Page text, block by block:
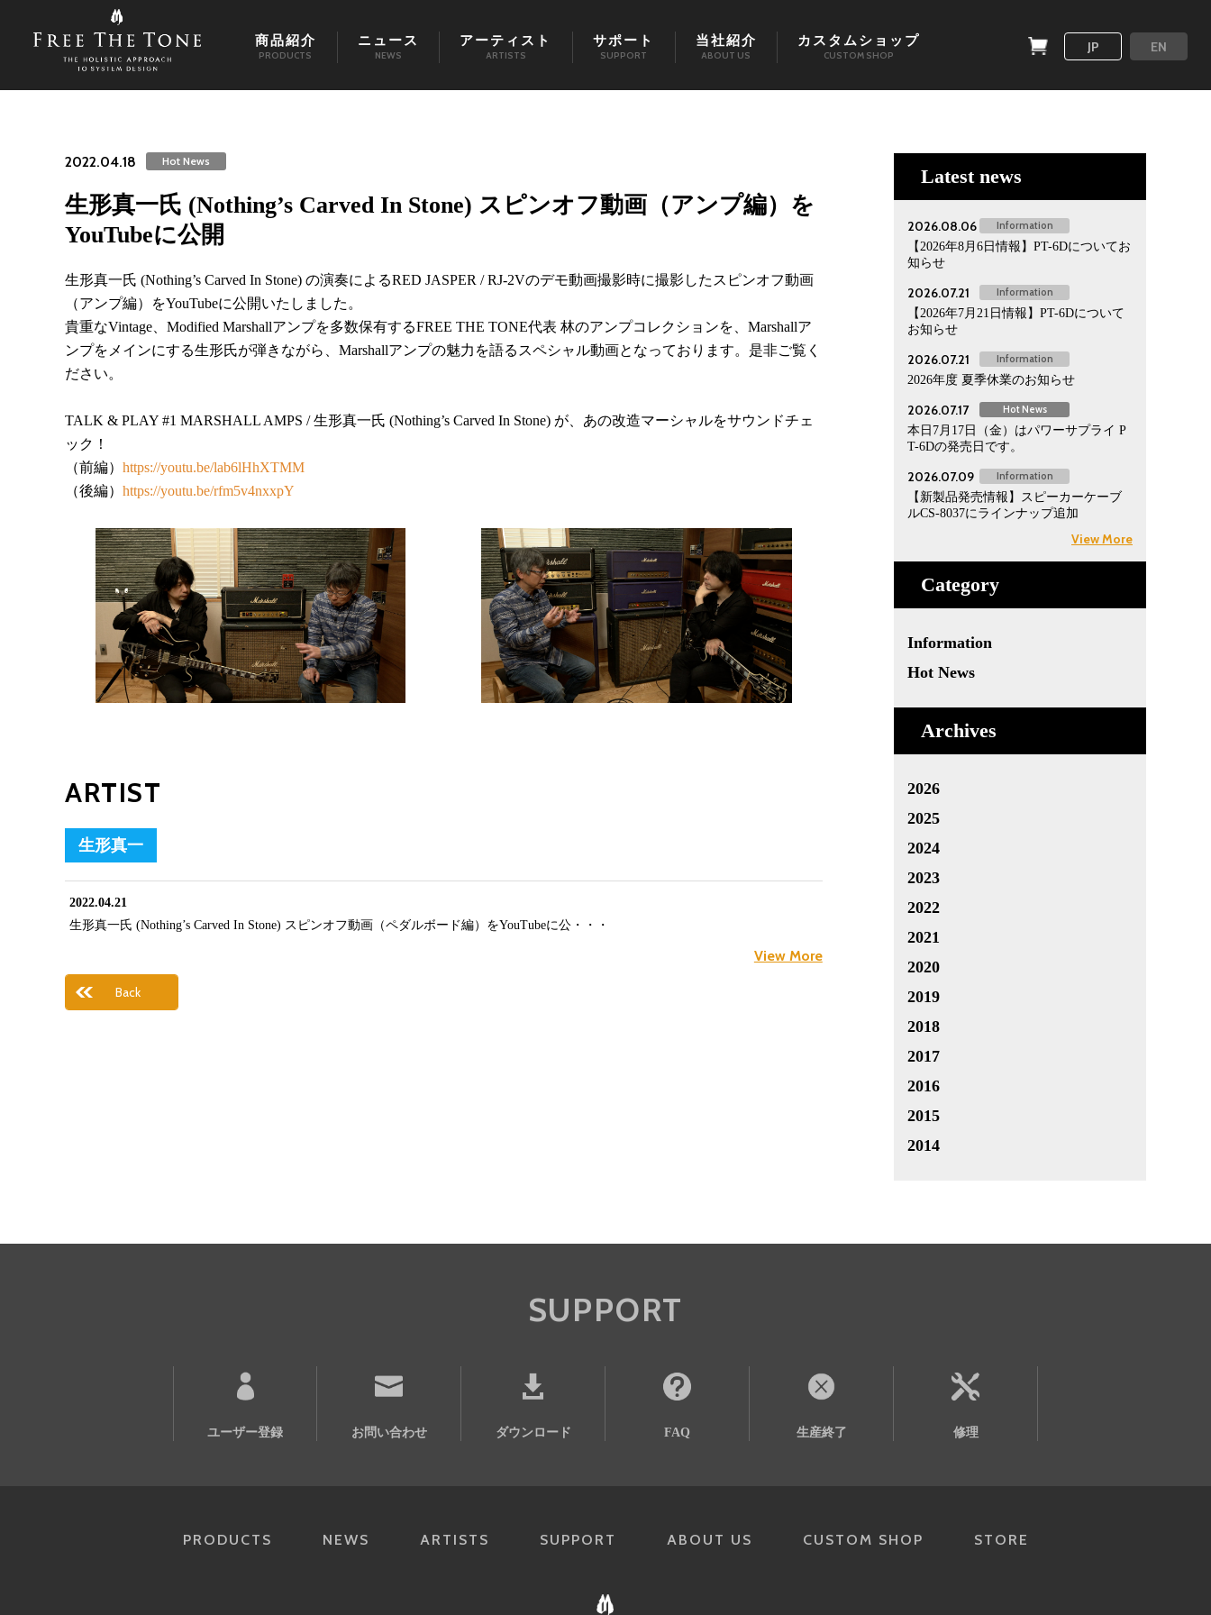
商品紹介
PRODUCTS
ニュース
NEWS
アーティスト
ARTISTS
サポート
SUPPORT
当社紹介
ABOUT US
カスタムショップ
CUSTOM SHOP
JP EN
2022.04.18 Hot News
生形真一氏 (Nothing’s Carved In Stone) スピンオフ動画（アンプ編）を
YouTubeに公開
生形真一氏 (Nothing’s Carved In Stone) の演奏によるRED JASPER / RJ-2Vのデモ動画撮影時に撮影したスピンオフ動画
（アンプ編）をYouTubeに公開いたしました。
貴重なVintage、Modified Marshallアンプを多数保有するFREE THE TONE代表 林のアンプコレクションを、Marshallア
ンプをメインにする生形氏が弾きながら、Marshallアンプの魅力を語るスペシャル動画となっております。是非ご覧く
ださい。
TALK & PLAY #1 MARSHALL AMPS / 生形真一氏 (Nothing’s Carved In Stone) が、あの改造マーシャルをサウンドチェ
ック！
（前編） https://youtu.be/lab6lHhXTMM
（後編） https://youtu.be/rfm5v4nxxpY
ARTIST
生形真一
2022.04.21
生形真一氏 (Nothing’s Carved In Stone) スピンオフ動画（ペダルボード編）をYouTubeに公・・・
View More
Back
Latest news
2026.08.06 Information
【2026年8月6日情報】PT-6Dについてお
知らせ
2026.07.21 Information
【2026年7月21日情報】PT-6Dについて
お知らせ
2026.07.21 Information
2026年度 夏季休業のお知らせ
2026.07.17 Hot News
本日7月17日（金）はパワーサプライ P
T-6Dの発売日です。
2026.07.09 Information
【新製品発売情報】スピーカーケーブ
ルCS-8037にラインナップ追加
View More
Category
Information
Hot News
Archives
2026
2025
2024
2023
2022
2021
2020
2019
2018
2017
2016
2015
2014
SUPPORT
ユーザー登録 お問い合わせ ダウンロード FAQ 生産終了 修理
PRODUCTS NEWS ARTISTS SUPPORT ABOUT US CUSTOM SHOP STORE